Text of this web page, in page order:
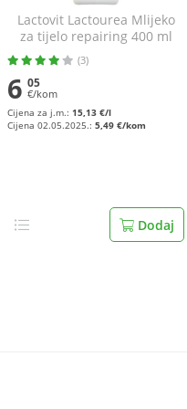
Lactovit Lactourea Mlijeko
za tijelo repairing 400 ml
(3)
6 05
€/kom
Cijena za j.m.:15,13 €/l
Cijena 02.05.2025.:5,49 €/kom
Dodaj